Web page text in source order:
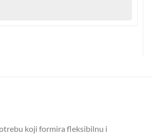
koji formira fleksibilnu i